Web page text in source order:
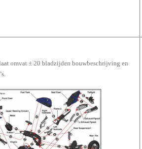
omvat ± 20 bladzijden bouwbeschrijving en